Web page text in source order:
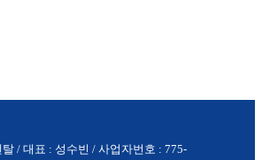
/ 대표 : 성수빈 / 사업자번호 : 775-